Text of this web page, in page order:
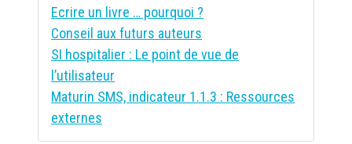
Ecrire un livre … pourquoi ?
Conseil aux futurs auteurs
SI hospitalier : Le point de vue de
l’utilisateur
Maturin SMS, indicateur 1.1.3 : Ressources
externes